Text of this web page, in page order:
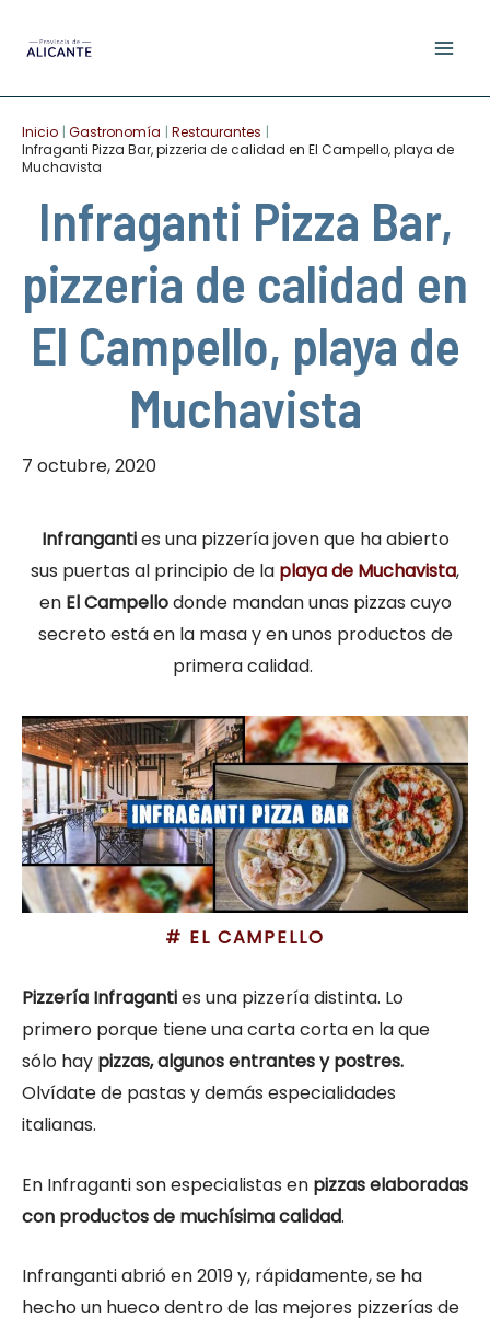
Inicio Gastronomía
Restaurantes
Infraganti Pizza Bar, pizzeria de calidad en El Campello, playa de
Muchavista
Infraganti Pizza Bar,
pizzeria de calidad en
El Campello, playa de
Muchavista
7 octubre, 2020
Infranganties una pizzería joven que ha abierto
sus puertas al principio de la playa de Muchavista,
en El Campellodonde mandan unas pizzas cuyo
secreto está en la masa y en unos productos de
primera calidad.
# EL CAMPELLO
Pizzería Infraganties una pizzería distinta. Lo
primero porque tiene una carta corta en la que
sólo hay pizzas, algunos entrantes y postres.
Olvídate de pastas y demás especialidades
italianas.
En Infraganti son especialistas en pizzas elaboradas
con productos de muchísima calidad.
Infranganti abrió en 2019 y, rápidamente, se ha
hecho un hueco dentro de las mejores pizzerías de